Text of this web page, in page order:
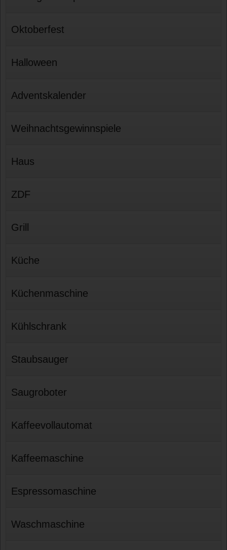
Oktoberfest
Halloween
Adventskalender
Weihnachtsgewinnspiele
Haus
ZDF
Grill
Küche
Küchenmaschine
Kühlschrank
Staubsauger
Saugroboter
Kaffeevollautomat
Kaffeemaschine
Espressomaschine
Waschmaschine